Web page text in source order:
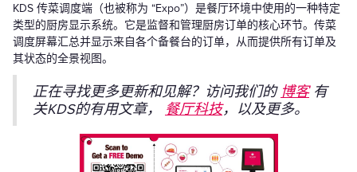
KDS 传菜调度端（也被称为 “Expo”）是餐厅环境中使用的一种特定
类型的厨房显示系统。它是监督和管理厨房订单的核心环节。传菜
调度屏幕汇总并显示来自各个备餐台的订单，从而提供所有订单及
其状态的全景视图。
正在寻找更多更新和见解？访问我们的 博客有
关KDS的有用文章， 餐厅科技，以及更多。